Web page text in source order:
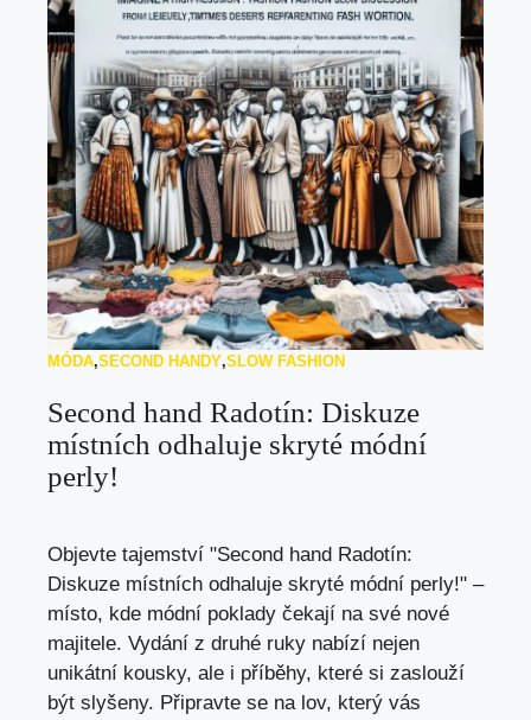
MÓDA,SECOND HANDY,SLOW FASHION
Second hand Radotín: Diskuze
místních odhaluje skryté módní
perly!
Objevte tajemství "Second hand Radotín:
Diskuze místních odhaluje skryté módní perly!" –
místo, kde módní poklady čekají na své nové
majitele. Vydání z druhé ruky nabízí nejen
unikátní kousky, ale i příběhy, které si zaslouží
být slyšeny. Připravte se na lov, který vás